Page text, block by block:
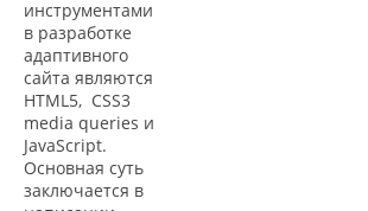
инструментами
в разработке
адаптивного
сайта являются
HTML5, CSS3
media queries и
JavaScript.
Основная суть
заключается в